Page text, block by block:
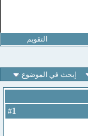
التقويم
إبحث في الموضوع